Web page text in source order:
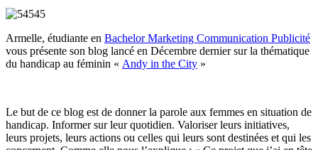
Armelle, étudiante en Bachelor Marketing Communication Publicité
vous présente son blog lancé en Décembre dernier sur la thématique
du handicap au féminin « Andy in the City »
Le but de ce blog est de donner la parole aux femmes en situation de
handicap. Informer sur leur quotidien. Valoriser leurs initiatives,
leurs projets, leurs actions ou celles qui leurs sont destinées et qui les